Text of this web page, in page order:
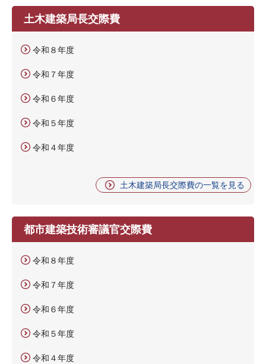
土木建築局長交際費
令和８年度
令和７年度
令和６年度
令和５年度
令和４年度
土木建築局長交際費の一覧を見る
都市建築技術審議官交際費
令和８年度
令和７年度
令和６年度
令和５年度
令和４年度